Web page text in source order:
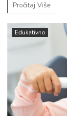
Pročitaj Više
Edukativno